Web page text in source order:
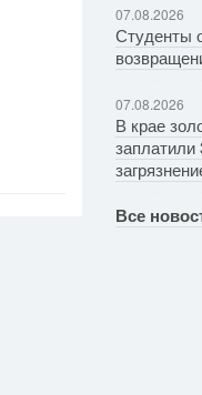
07.08.2026
Студенты
07.08.2026
В крае
заплатили
Все